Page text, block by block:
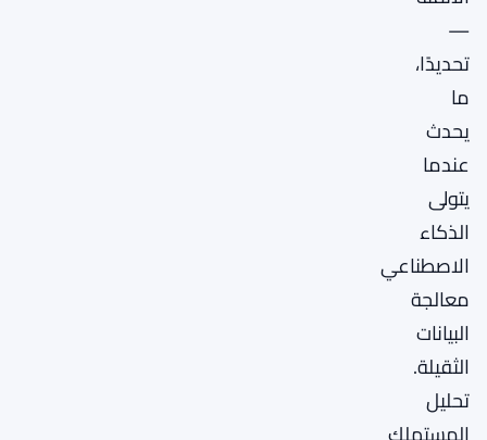
—
تحديدًا،
ما
يحدث
عندما
يتولى
الذكاء
الاصطناعي
معالجة
البيانات
الثقيلة.
تحليل